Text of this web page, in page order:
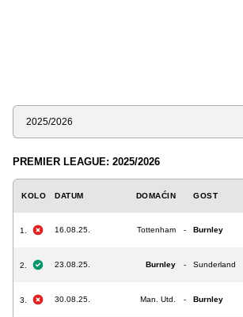
Sezona
PREMIER LEAGUE: 2025/2026
KOLO DATUM DOMAĆIN GOST
1. 16.08.25. Tottenham - Burnley
2. 23.08.25. Burnley - Sunderland
3. 30.08.25. Man. Utd. - Burnley